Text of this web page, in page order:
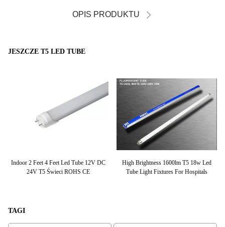
OPIS PRODUKTU
JESZCZE T5 LED TUBE
Indoor 2 Feet 4 Feet Led Tube 12V DC
24V T5 Świeci ROHS CE
High Brightness 1600lm T5 18w Led
Tube Light Fixtures For Hospitals
TAGI